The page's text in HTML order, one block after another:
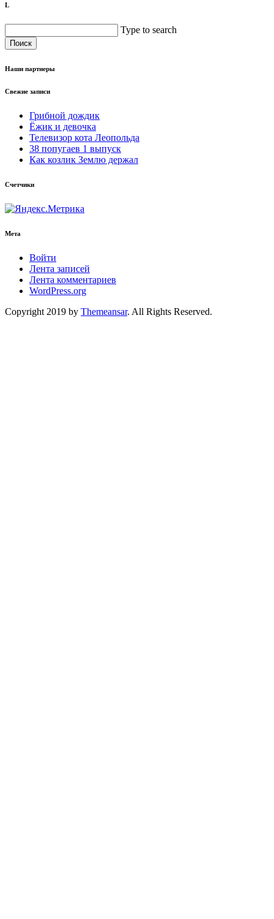
L
Type to search
Поиск
Наши партнеры
Свежие записи
Грибной дождик
Ёжик и девочка
Телевизор кота Леопольда
38 попугаев 1 выпуск
Как козлик Землю держал
Счетчики
Мета
Войти
Лента записей
Лента комментариев
WordPress.org
Copyright 2019 by Themeansar. All Rights Reserved.